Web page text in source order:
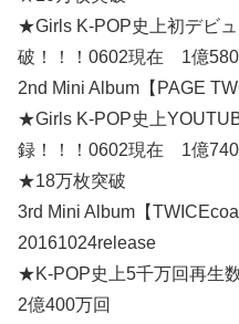
★Girls K-POP史上初デビ
破！！！0602現在 1億
2nd Mini Album【PAGE
★Girls K-POP史上
録！！！0602現在 1億
★18万枚突破
3rd Mini Album【
20161024release
★K-POP史上5千万回再
2億400万回